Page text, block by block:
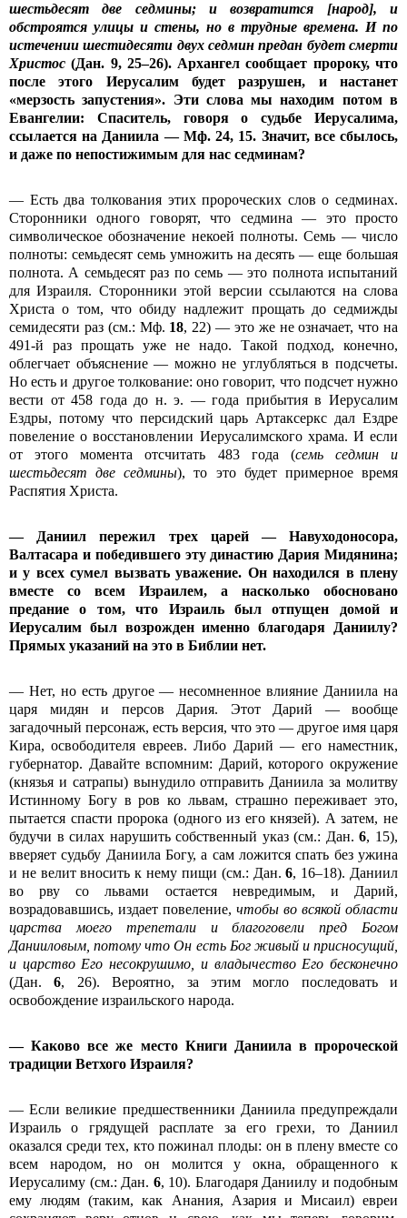
шестьдесят две седмины; и возвратится [народ], и
обстроятся улицы и стены, но в трудные времена. И по
истечении шестидесяти двух седмин предан будет смерти
Христос (Дан. 9, 25–26). Архангел сообщает пророку, что
после этого Иерусалим будет разрушен, и настанет
«мерзость запустения». Эти слова мы находим потом в
Евангелии: Спаситель, говоря о судьбе Иерусалима,
ссылается на Даниила — Мф. 24, 15. Значит, все сбылось,
и даже по непостижимым для нас седминам?
— Есть два толкования этих пророческих слов о седминах.
Сторонники одного говорят, что седмина — это просто
символическое обозначение некоей полноты. Семь — число
полноты: семьдесят семь умножить на десять — еще большая
полнота. А семьдесят раз по семь — это полнота испытаний
для Израиля. Сторонники этой версии ссылаются на слова
Христа о том, что обиду надлежит прощать до седмижды
семидесяти раз (см.: Мф. 18, 22) — это же не означает, что на
491-й раз прощать уже не надо. Такой подход, конечно,
облегчает объяснение — можно не углубляться в подсчеты.
Но есть и другое толкование: оно говорит, что подсчет нужно
вести от 458 года до н. э. — года прибытия в Иерусалим
Ездры, потому что персидский царь Артаксеркс дал Ездре
повеление о восстановлении Иерусалимского храма. И если
от этого момента отсчитать 483 года (семь седмин и
шестьдесят две седмины), то это будет примерное время
Распятия Христа.
— Даниил пережил трех царей — Навуходоносора,
Валтасара и победившего эту династию Дария Мидянина;
и у всех сумел вызвать уважение. Он находился в плену
вместе со всем Израилем, а насколько обосновано
предание о том, что Израиль был отпущен домой и
Иерусалим был возрожден именно благодаря Даниилу?
Прямых указаний на это в Библии нет.
— Нет, но есть другое — несомненное влияние Даниила на
царя мидян и персов Дария. Этот Дарий — вообще
загадочный персонаж, есть версия, что это — другое имя царя
Кира, освободителя евреев. Либо Дарий — его наместник,
губернатор. Давайте вспомним: Дарий, которого окружение
(князья и сатрапы) вынудило отправить Даниила за молитву
Истинному Богу в ров ко львам, страшно переживает это,
пытается спасти пророка (одного из его князей). А затем, не
будучи в силах нарушить собственный указ (см.: Дан.6, 15),
вверяет судьбу Даниила Богу, а сам ложится спать без ужина
и не велит вносить к нему пищи (см.: Дан.6, 16–18). Даниил
во рву со львами остается невредимым, и Дарий,
возрадовавшись, издает повеление, чтобы во всякой области
царства моего трепетали и благоговели пред Богом
Данииловым, потому что Он есть Бог живый и присносущий,
и царство Его несокрушимо, и владычество Его бесконечно
(Дан.6, 26). Вероятно, за этим могло последовать и
освобождение израильского народа.
— Каково все же место Книги Даниила в пророческой
традиции Ветхого Израиля?
— Если великие предшественники Даниила предупреждали
Израиль о грядущей расплате за его грехи, то Даниил
оказался среди тех, кто пожинал плоды: он в плену вместе со
всем народом, но он молится у окна, обращенного к
Иерусалиму (см.: Дан. 6, 10). Благодаря Даниилу и подобным
ему людям (таким, как Анания, Азария и Мисаил) евреи